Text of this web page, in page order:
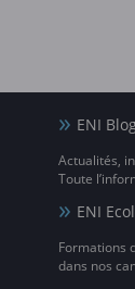
ENI
Actualités,
Toute
ENI
Formations
dans nos